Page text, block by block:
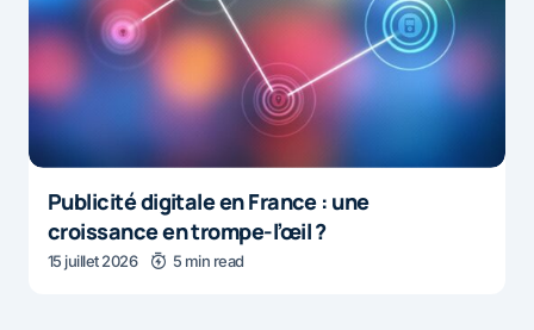
Publicité digitale en France : une
croissance en trompe-l’œil ?
15 juillet 2026 5 min read